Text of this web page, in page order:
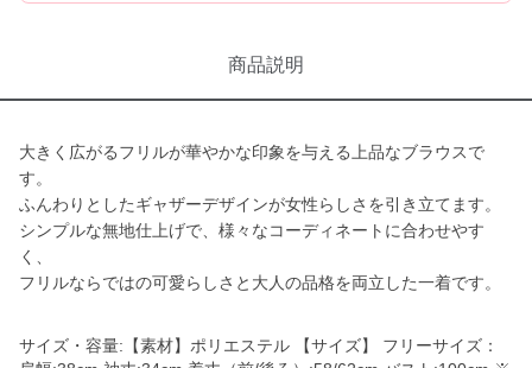
商品説明
大きく広がるフリルが華やかな印象を与える上品なブラウスで
す。
ふんわりとしたギャザーデザインが女性らしさを引き立てます。
シンプルな無地仕上げで、様々なコーディネートに合わせやす
く、
フリルならではの可愛らしさと大人の品格を両立した一着です。
サイズ・容量:【素材】ポリエステル 【サイズ】 フリーサイズ：